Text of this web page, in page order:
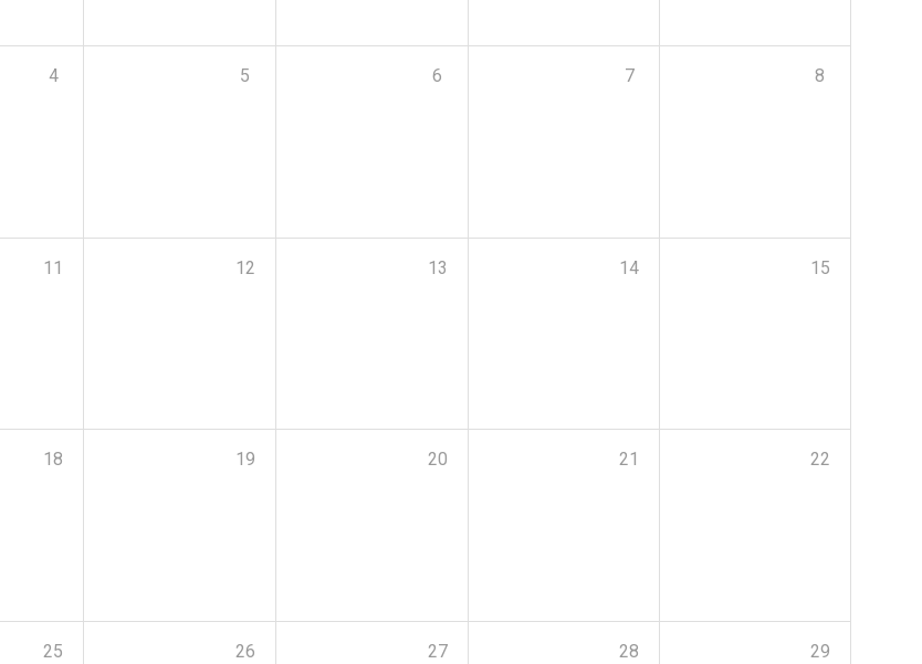
4 5 6 7 8
11 12 13 14 15
18 19 20 21 22
25 26 27 28 29